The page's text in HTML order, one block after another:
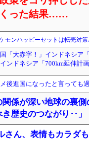
くった結果……
モンハッピーセットは転売対策
「大赤字！」インドネシア
ンドネシア「700km延伸計
後進国になったと言っても
係が深い地球の裏
歴史のつながり‥」
さん、表情もカラダ